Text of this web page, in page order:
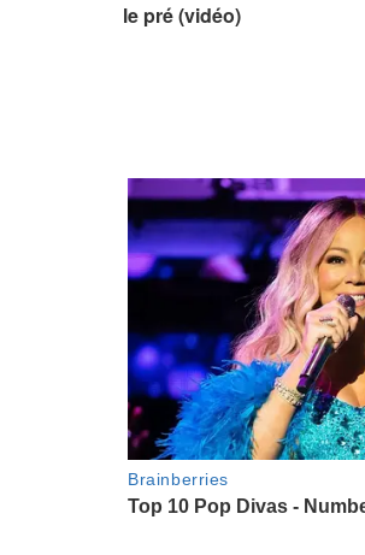
le pré (vidéo)